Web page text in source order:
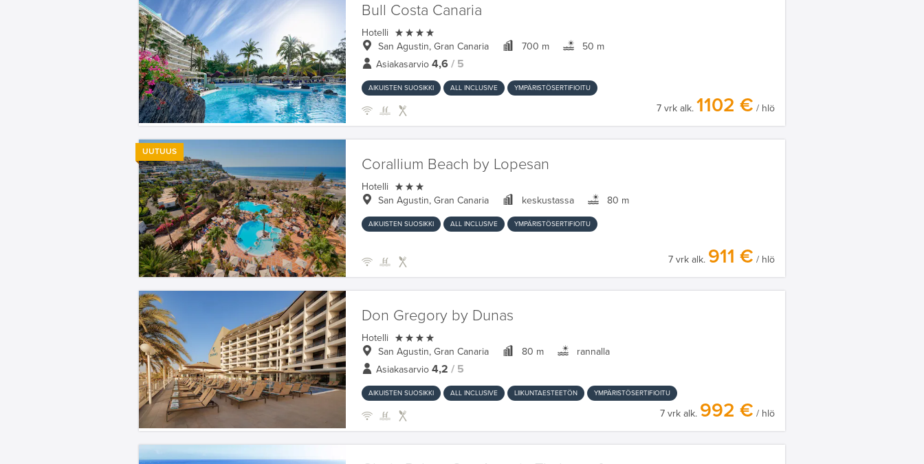
Bull Costa Canaria
Hotelli 
San Agustin, Gran Canaria 700 m
50 m
Asiakasarvio 4,6/ 5
AIKUISTEN SUOSIKKI ALL INCLUSIVE YMPÄRISTÖSERTIFIOITU
7 vrk alk. 1102 € / hlö
UUTUUS
Corallium Beach by Lopesan
Hotelli 
San Agustin, Gran Canaria keskustassa 80 m
AIKUISTEN SUOSIKKI ALL INCLUSIVE YMPÄRISTÖSERTIFIOITU
7 vrk alk. 911 € / hlö
Don Gregory by Dunas
Hotelli 
San Agustin, Gran Canaria 80 m
rannalla
Asiakasarvio 4,2/ 5
AIKUISTEN SUOSIKKI ALL INCLUSIVE LIIKUNTAESTEETÖN YMPÄRISTÖSERTIFIOITU
7 vrk alk. 992 € / hlö